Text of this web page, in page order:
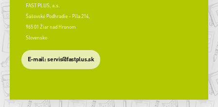
FAST PLUS, a.s.
Šášovské Podhradie – Píla 214,
965 01 Žiar nad Hronom
Slovensko
​E-mail: servis@fastplus.sk